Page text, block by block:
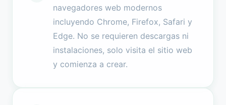
navegadores web modernos
incluyendo Chrome, Firefox, Safari y
Edge. No se requieren descargas ni
instalaciones, solo visita el sitio web
y comienza a crear.